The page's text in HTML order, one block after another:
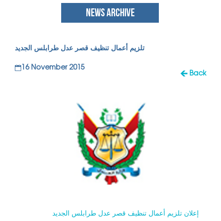
NEWS ARCHIVE
تلزيم أعمال تنظيف قصر عدل طرابلس الجديد
Back
16 November 2015
إعلان تلزيم أعمال تنظيف قصر عدل طرابلس الجديد